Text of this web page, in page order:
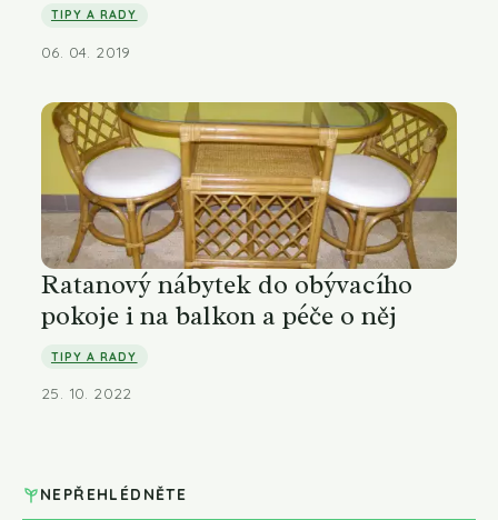
TIPY A RADY
06. 04. 2019
Ratanový nábytek do obývacího
pokoje i na balkon a péče o něj
TIPY A RADY
25. 10. 2022
NEPŘEHLÉDNĚTE